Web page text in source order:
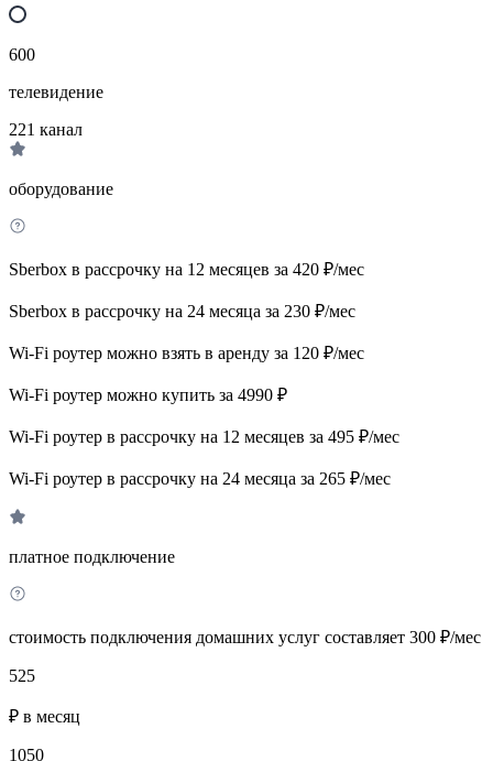
600
телевидение
221 канал
оборудование
Sberbox в рассрочку на 12 месяцев за 420 ₽/мес
Sberbox в рассрочку на 24 месяца за 230 ₽/мес
Wi-Fi роутер можно взять в аренду за 120 ₽/мес
Wi-Fi роутер можно купить за 4990 ₽
Wi-Fi роутер в рассрочку на 12 месяцев за 495 ₽/мес
Wi-Fi роутер в рассрочку на 24 месяца за 265 ₽/мес
платное подключение
стоимость подключения домашних услуг составляет 300 ₽/мес
525
₽ в месяц
1050